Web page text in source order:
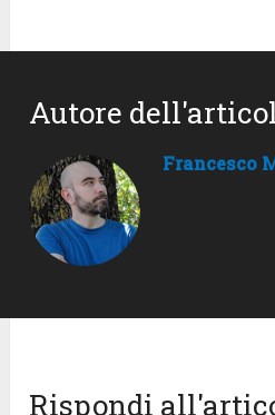
Autore
Francesco
Rispondi